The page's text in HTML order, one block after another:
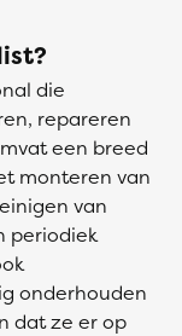
die
repareren
een breed
monteren van
van
periodiek
onderhouden
dat ze er op